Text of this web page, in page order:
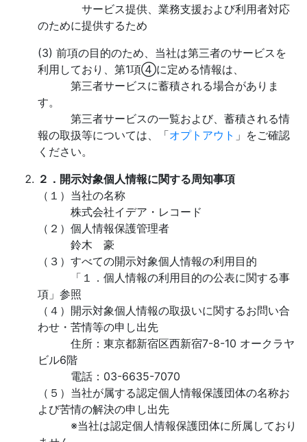
サービス提供、業務支援および利用者対応
のために提供するため
(3) 前項の目的のため、当社は第三者のサービスを
利用しており、第1項④に定める情報は、
第三者サービスに蓄積される場合がありま
す。
第三者サービスの一覧および、蓄積される情
報の取扱等については、「オプトアウト 」をご確認
ください。
２．開示対象個人情報に関する周知事項
（１）当社の名称
株式会社イデア・レコード
（２）個人情報保護管理者
鈴木 豪
（３）すべての開示対象個人情報の利用目的
「１．個人情報の利用目的の公表に関する事
項」参照
（４）開示対象個人情報の取扱いに関するお問い合
わせ・苦情等の申し出先
住所：東京都新宿区西新宿7-8-10 オークラヤ
ビル6階
電話：03-6635-7070
（５）当社が属する認定個人情報保護団体の名称お
よび苦情の解決の申し出先
※当社は認定個人情報保護団体に所属しており